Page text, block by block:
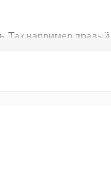
Так например правый